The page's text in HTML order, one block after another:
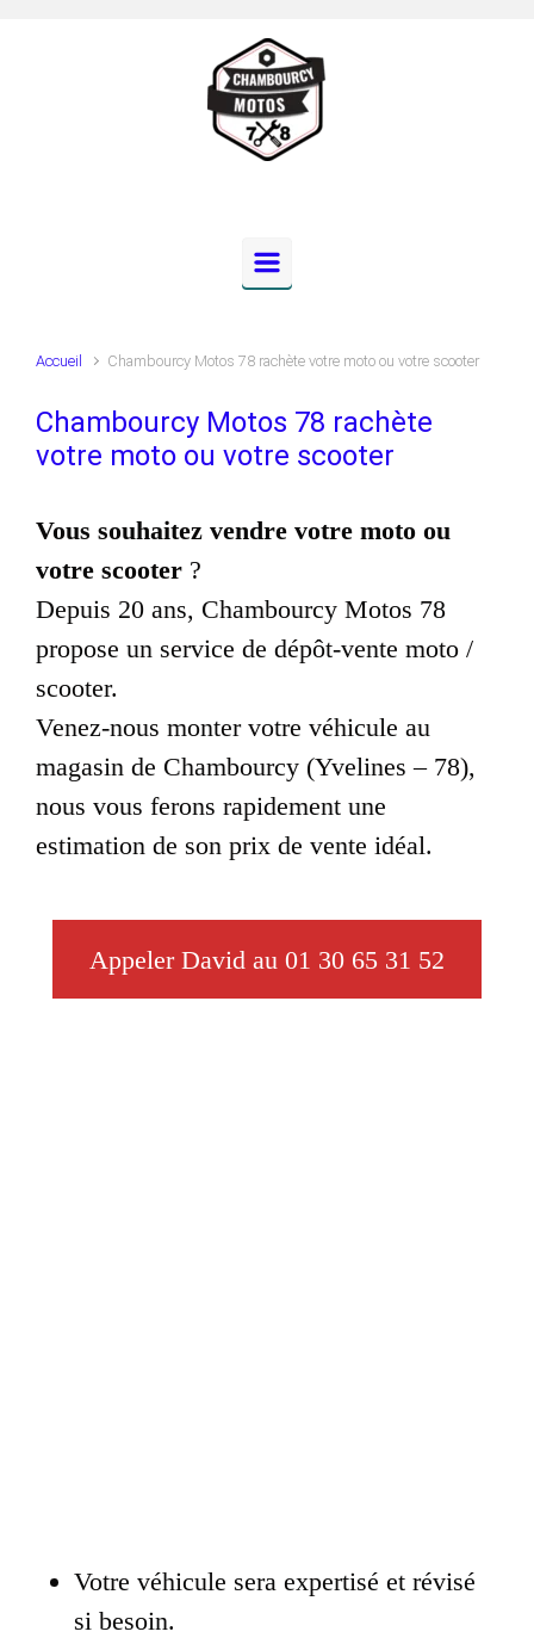
Accueil Chambourcy Motos 78 rachète votre moto ou votre scooter
Chambourcy Motos 78 rachète
votre moto ou votre scooter
Vous souhaitez vendre votre moto ou
votre scooter ?
Depuis 20 ans, Chambourcy Motos 78
propose un service de dépôt-vente moto /
scooter.
Venez-nous monter votre véhicule au
magasin de Chambourcy (Yvelines – 78),
nous vous ferons rapidement une
estimation de son prix de vente idéal.
Appeler David au 01 30 65 31 52
Votre véhicule sera expertisé et révisé
si besoin.